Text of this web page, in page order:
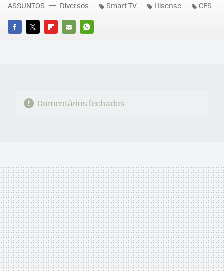
FACEBOOK
TWITTERFLIPBOARD
E-
WHATSAPP
ASSUNTOS Diversos Smart TV Hisense CES
Comentários fechados